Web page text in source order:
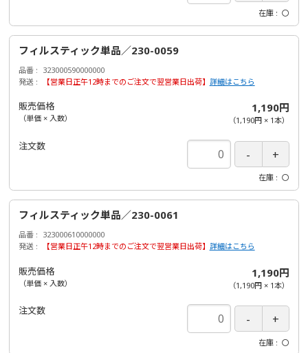
在庫 〇
フィルスティック単品／230-0059
品番
323000590000000
発送
【営業日正午12時までのご注文で翌営業日出荷】 詳細はこちら
販売価格
（単価 × 入数）
1,190円
（1,190円× 1本）
注文数
在庫 〇
フィルスティック単品／230-0061
品番
323000610000000
発送
【営業日正午12時までのご注文で翌営業日出荷】 詳細はこちら
販売価格
（単価 × 入数）
1,190円
（1,190円× 1本）
注文数
在庫 〇